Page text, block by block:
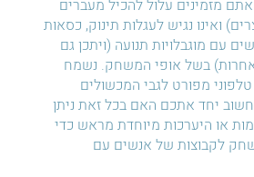
מזמינים עלול להכיל מעברים
ואינו נגיש לעגלות תינוק, כסאות
עם מוגבלויות תנועה (ויתכן גם
אחרות) בשל אופי המשחק. נשמח
מפורט לגבי המכשולים
יחד אתכם האם בכל זאת ניתן
או היערכות מיוחדת מראש כדי
לקבוצות של אנשים עם